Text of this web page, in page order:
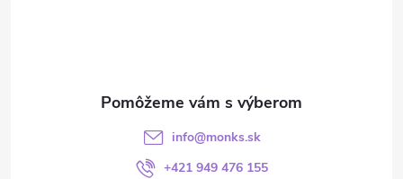
info@monks.sk
+421 949 476 155